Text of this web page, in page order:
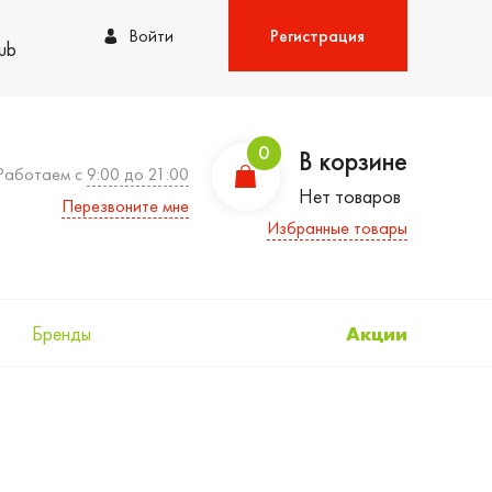
Войти Регистрация
с 9:00 до 21:00
Перезвоните мне
0 В корзине
Нет товаров
Избранные товары
Бренды Акции